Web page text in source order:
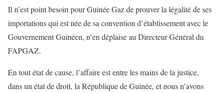
Il n’est point besoin pourGuinée Gazde prouver la légalité de ses
importations qui est née de sa convention d’établissement avec le
Gouvernement Guinéen, n’en déplaise au DirecteurGénéral du
FAPGAZ.
En tout état de cause, l’affaire est entre les mains dela justice,
dans un état de droit, la République de Guinée, et nous n’avons